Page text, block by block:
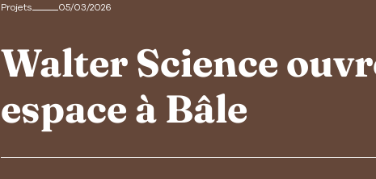
Projets 05/03/2026
Walter Science
espace à Bâle